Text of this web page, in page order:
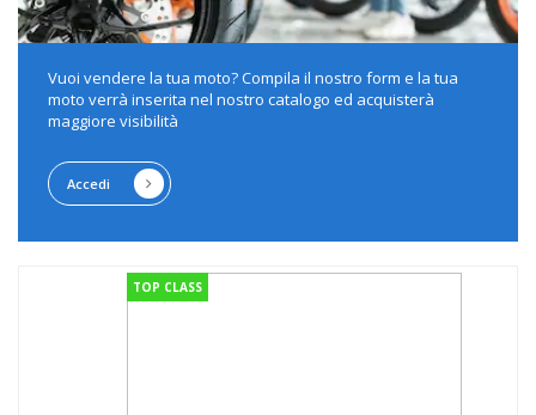
Vuoi vendere la tua moto? Compila il nostro form e la tua
moto verrà inserita nel nostro catalogo ed acquisterà
maggiore visibilità
Accedi
TOP CLASS